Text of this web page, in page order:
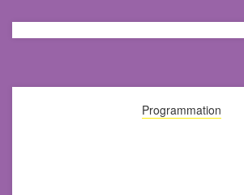
Programmation